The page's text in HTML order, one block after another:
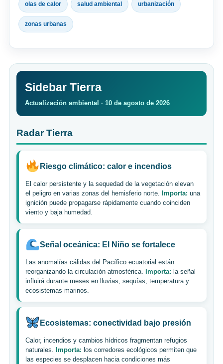
olas de calor salud ambiental urbanización
zonas urbanas
Sidebar Tierra
Actualización ambiental · 10 de agosto de 2026
Radar Tierra
Riesgo climático: calor e incendios
El calor persistente y la sequedad de la vegetación elevan
el peligro en varias zonas del hemisferio norte. Importa: una
ignición puede propagarse rápidamente cuando coinciden
viento y baja humedad.
Señal oceánica: El Niño se fortalece
Las anomalías cálidas del Pacífico ecuatorial están
reorganizando la circulación atmosférica. Importa: la señal
influirá durante meses en lluvias, sequías, temperatura y
ecosistemas marinos.
Ecosistemas: conectividad bajo presión
Calor, incendios y cambios hídricos fragmentan refugios
naturales. Importa: los corredores ecológicos permiten que
las especies se desplacen hacia condiciones más